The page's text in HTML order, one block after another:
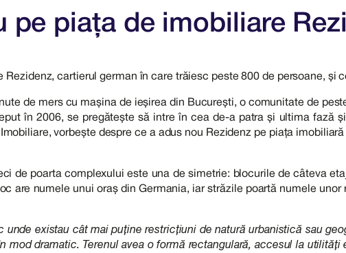
pe piața de imobiliare
Rezidenz, cartierul german în care trăiesc peste 800 de persoane, și
de mers cu mașina de ieșirea din București, o comunitate de
în 2006, se pregătește să intre în cea de-a patra și ultima fază
vorbește despre ce a adus nou Rezidenz pe piața
de poarta complexului este una de simetrie: blocurile de câteva
are numele unui oraș din Germania, iar străzile poartă numele
unde existau cât mai puține restricțiuni de natură urbanistică sau
dramatic. Terenul avea o formă rectangulară, accesul la